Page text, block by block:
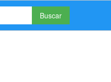
Buscar